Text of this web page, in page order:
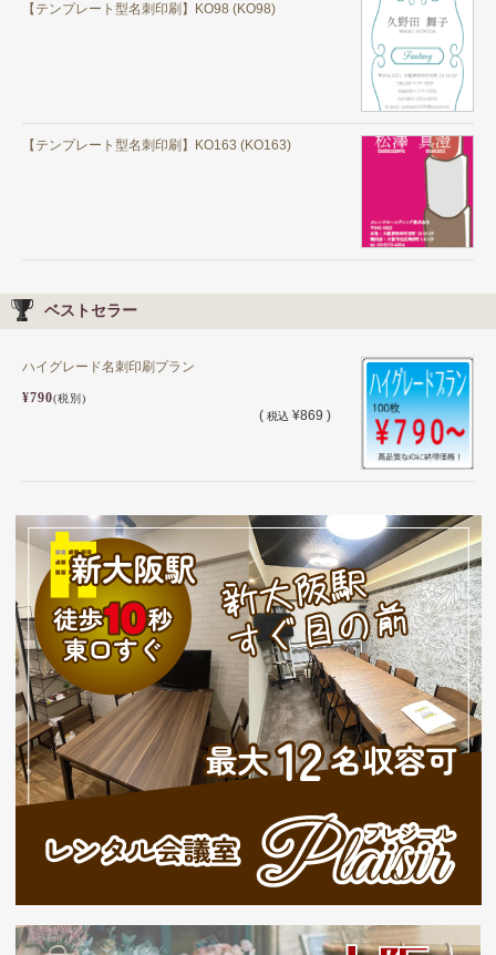
【テンプレート型名刺印刷】KO98 (KO98)
【テンプレート型名刺印刷】KO163 (KO163)
ベストセラー
ハイグレード名刺印刷プラン
¥790(税別)
( 税込 ¥869 )